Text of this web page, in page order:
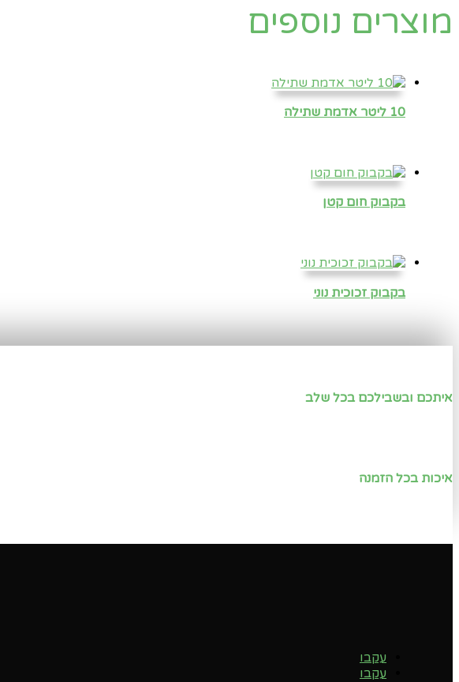
מוצרים נוספים
10 ליטר אדמת שתילה
בקבוק חום קטן
בקבוק זכוכית נוני
איתכם ובשבילכם בכל שלב
איכות בכל הזמנה
עקבו
עקבו